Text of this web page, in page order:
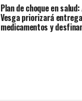
Plan de choque en
Vesga priorizará
medicamentos y